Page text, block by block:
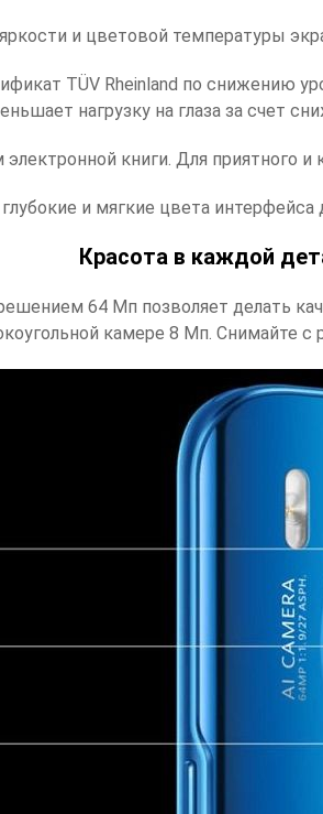
и цветовой температуры
TÜV Rheinland по снижению
нагрузку на глаза за счет
книги. Для приятного и
и мягкие цвета интерфейса
Красота в каждой
64 Мп позволяет делать
камере 8 Мп.